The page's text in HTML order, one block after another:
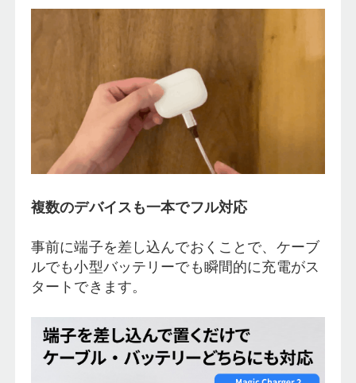
複数のデバイスも一本でフル対応
事前に端子を差し込んでおくことで、ケーブ
ルでも小型バッテリーでも瞬間的に充電がス
タートできます。